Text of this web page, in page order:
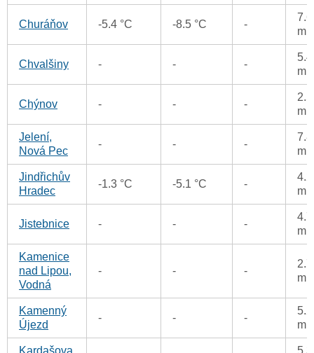
Churáňov -5.4 °C -8.5 °C -
7.6
Chvalšiny - - -
5.4
Chýnov - - -
2.5
Jelení,
Nová Pec
- - -
7.8
Jindřichův
Hradec
-1.3 °C -5.1 °C -
4.2
Jistebnice - - -
4.7
Kamenice
nad Lipou,
Vodná
- - -
2.7
Kamenný
Újezd
- - -
5.2
Kardašova 5.3